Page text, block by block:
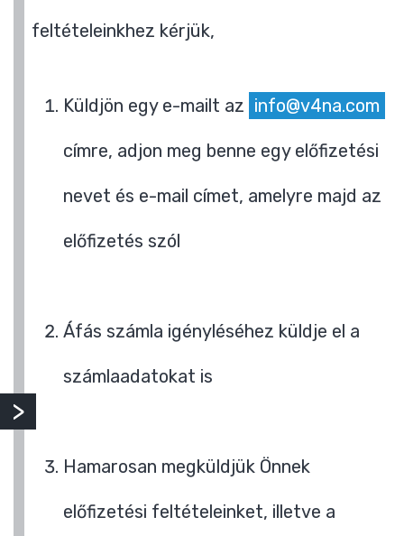
feltételeinkhez kérjük,
Küldjön egy e-mailt az info@v4na.com
címre, adjon meg benne egy előfizetési
nevet és e-mail címet, amelyre majd az
előfizetés szól
Áfás számla igényléséhez küldje el a
számlaadatokat is
Hamarosan megküldjük Önnek
előfizetési feltételeinket, illetve a